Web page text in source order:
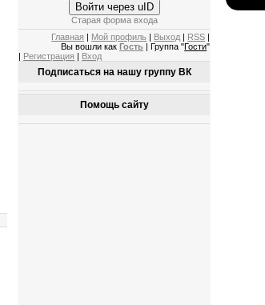
Войти через uID
Старая форма входа
Главная
Мой профиль Выход RSS
Вы вошли как Гость | Группа "Гости"
Регистрация Вход
Подписаться на нашу группу ВК
Помощь сайту